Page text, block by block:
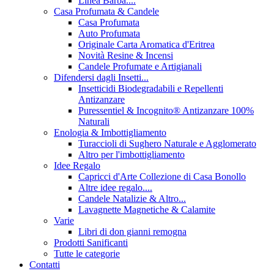
Casa Profumata & Candele
Casa Profumata
Auto Profumata
Originale Carta Aromatica d'Eritrea
Novità Resine & Incensi
Candele Profumate e Artigianali
Difendersi dagli Insetti...
Insetticidi Biodegradabili e Repellenti
Antizanzare
Puressentiel & Incognito® Antizanzare 100%
Naturali
Enologia & Imbottigliamento
Turaccioli di Sughero Naturale e Agglomerato
Altro per l'imbottigliamento
Idee Regalo
Capricci d'Arte Collezione di Casa Bonollo
Altre idee regalo....
Candele Natalizie & Altro...
Lavagnette Magnetiche & Calamite
Varie
Libri di don gianni remogna
Prodotti Sanificanti
Tutte le categorie
Contatti